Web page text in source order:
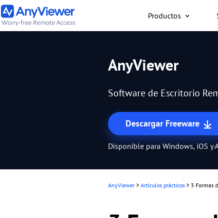
Productos
Mac o un teléfono
AnyViewer
Software de Escritorio
Descargar Freeware
Disponible para Windows, iOS y
AnyViewer > Artículos prácticos > 3 Formas